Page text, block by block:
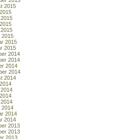
2015
2015
2015
2015
2014
2014
2014
2014
2014
2014
2014
2014
2013
2013
2013